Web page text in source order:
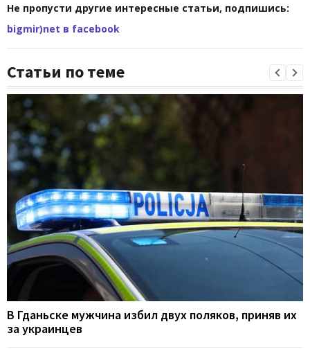
Не пропусти другие интересные статьи, подпишись:
bigmir)net в facebook
Статьи по теме
В Гданьске мужчина избил двух поляков, приняв их
за украинцев